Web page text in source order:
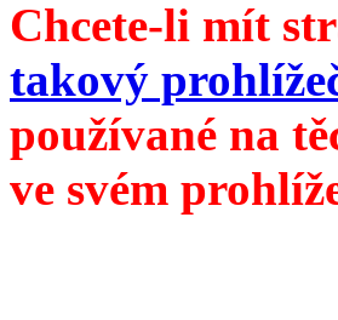
Chcete-li mít
takový
používané na
ve svém